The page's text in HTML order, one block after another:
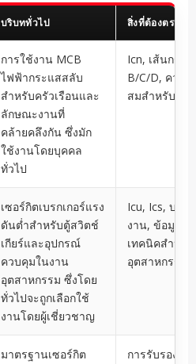
บริบททั่วไป สิ่งที่ต้องตรวจส
การใช้งาน MCB
ไฟฟ้ากระแสสลับ
สำหรับครัวเรือนและ
ลักษณะงานที่
คล้ายคลึงกัน ซึ่งมัก
ใช้งานโดยบุคคล
ทั่วไป
Icn, เส้นกราฟ
B/C/D, ความ
สมสำหรับวงจ
เซอร์กิตเบรกเกอร์แรง
ดันต่ำสำหรับตู้สวิตช์
เกียร์และอุปกรณ์
ควบคุมในงาน
อุตสาหกรรม ซึ่งโดย
ทั่วไปจะถูกเลือกใช้
งานโดยผู้เชี่ยวชาญ
Icu, Ics, บริบ
งาน, ข้อมูลท
เทคนิคสำหรั
อุตสาหกรรม
มาตรฐานเซอร์กิต
การรับรองมา